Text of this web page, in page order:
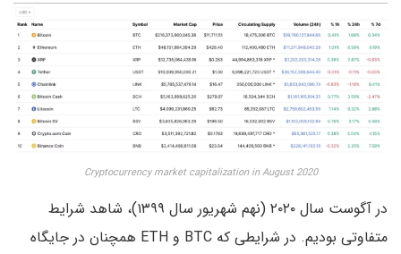
Cryptocurrency market capitalization in August 2020
در آگوست سال ۲۰۲۰ (نهم شهریور سال ۱۳۹۹)، شاهد شرایط
متفاوتی بودیم. در شرایطی که BTC و ETH همچنان در جایگاه